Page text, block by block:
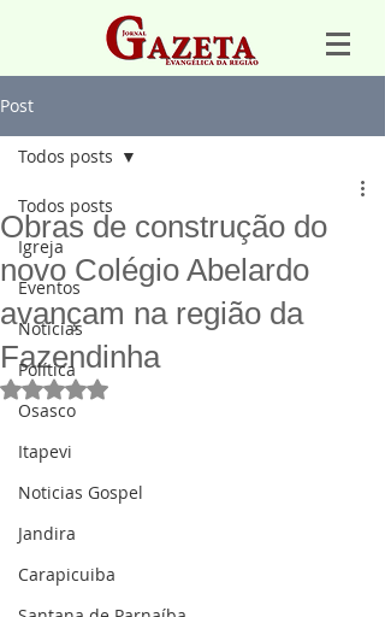
Post
Todos posts
Igreja
Eventos
Notícias
Política
Osasco
Itapevi
Noticias Gospel
Jandira
Carapicuiba
Todos posts
Obras de construção do
novo Colégio Abelardo
avançam na região da
Fazendinha
Avaliado com NaN de 5 estrelas.